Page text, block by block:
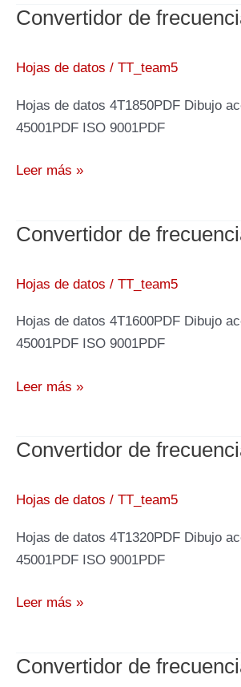
V900-
200kW
Convertidor de
Hojas de datos / TT_team5
Hojas de datos 4T1850PDF Dibujo
45001PDF ISO 9001PDF
Convertidor
V900-
185kW
Leer más »
Convertidor de
Hojas de datos / TT_team5
Hojas de datos 4T1600PDF Dibujo
45001PDF ISO 9001PDF
Convertidor
V900-
160kW
Leer más »
Convertidor de
Hojas de datos / TT_team5
Hojas de datos 4T1320PDF Dibujo
45001PDF ISO 9001PDF
Convertidor
V900-
Leer más »
Convertidor de